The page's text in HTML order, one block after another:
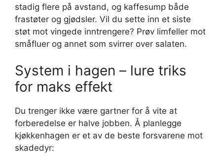
stadig flere på avstand, og kaffesump både
frastøter og gjødsler. Vil du sette inn et siste
støt mot vingede inntrengere? Prøv limfeller mot
småfluer og annet som svirrer over salaten.
System i hagen – lure triks
for maks effekt
Du trenger ikke være gartner for å vite at
forberedelse er halve jobben. Å planlegge
kjøkkenhagen er et av de beste forsvarene mot
skadedyr: